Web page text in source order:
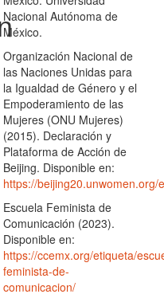
Nacional Autónoma de
México.
Organización Nacional de
las Naciones Unidas para
la Igualdad de Género y el
Empoderamiento de las
Mujeres (ONU Mujeres)
(2015). Declaración y
Plataforma de Acción de
Beijing. Disponible en:
https://beijing20.unwomen.org/
Escuela Feminista de
Comunicación (2023).
Disponible en:
https://ccemx.org/etiqueta/
feminista-de-
comunicacion/